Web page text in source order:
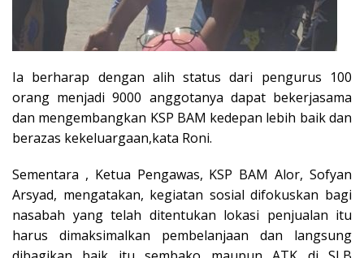
Ia berharap dengan alih status dari pengurus 100
orang menjadi 9000 anggotanya dapat bekerjasama
dan mengembangkan KSP BAM kedepan lebih baik dan
berazas kekeluargaan,kata Roni.
Sementara , Ketua Pengawas, KSP BAM Alor, Sofyan
Arsyad, mengatakan, kegiatan sosial difokuskan bagi
nasabah yang telah ditentukan lokasi penjualan itu
harus dimaksimalkan pembelanjaan dan langsung